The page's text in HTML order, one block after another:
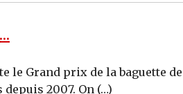
le Grand prix de la baguette de
2007. On (…)